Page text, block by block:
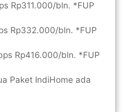
Rp311.000/bln. *FUP
Rp332.000/bln. *FUP
Rp416.000/bln. *FUP
Paket IndiHome ada